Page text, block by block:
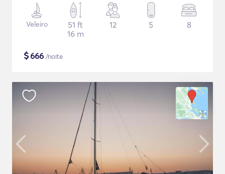
Veleiro
51 ft
16 m
12 5 8
$666 /noite